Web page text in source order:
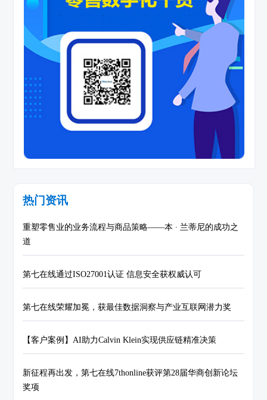
热门资讯
重塑零售业的业务流程与商品策略——本 ∙ 兰蒂尼的成功之
道
第七在线通过ISO27001认证 信息安全获权威认可
第七在线荣耀加冕，获最佳数据洞察与产业互联网潜力奖
【客户案例】AI助力Calvin Klein实现供应链精准决策
新征程再出发，第七在线7thonline获评第28届华商创新论坛
奖项